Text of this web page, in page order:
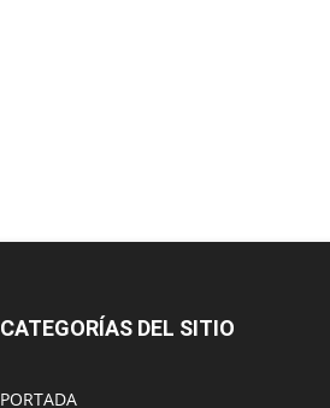
CATEGORÍAS DEL SITIO
PORTADA